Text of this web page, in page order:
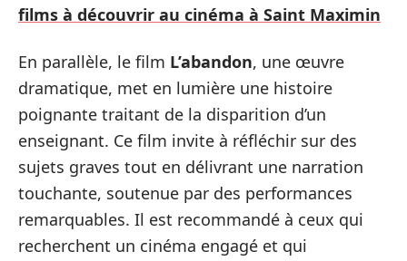
films à découvrir au cinéma à Saint Maximin
En parallèle, le film L’abandon, une œuvre
dramatique, met en lumière une histoire
poignante traitant de la disparition d’un
enseignant. Ce film invite à réfléchir sur des
sujets graves tout en délivrant une narration
touchante, soutenue par des performances
remarquables. Il est recommandé à ceux qui
recherchent un cinéma engagé et qui